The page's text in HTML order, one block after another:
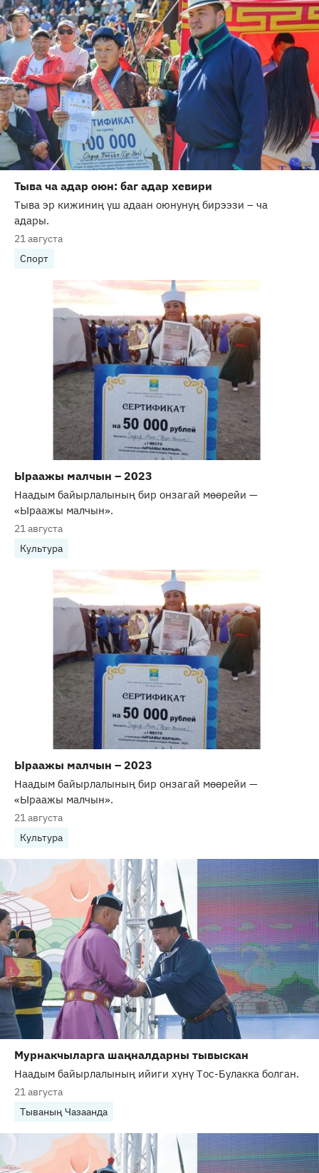
Тыва ча адар оюн: баг адар хевири
Тыва эр кижиниң үш адаан оюнунуң бирээзи – ча
адары.
21 августа
Спорт
Ыраажы малчын – 2023
Наадым байырлалының бир онзагай мөөрейи —
«Ыраажы малчын».
21 августа
Культура
Ыраажы малчын – 2023
Наадым байырлалының бир онзагай мөөрейи —
«Ыраажы малчын».
21 августа
Культура
Мурнакчыларга шаңналдарны тывыскан
Наадым байырлалының ийиги хүнү Тос-Булакка болган.
21 августа
Тываның Чазаанда